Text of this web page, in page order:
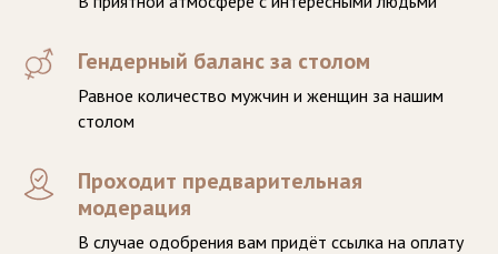
Гендерный баланс за столом
Равное количество мужчин и женщин за нашим
столом
Проходит предварительная
модерация
В случае одобрения вам придёт ссылка на оплату